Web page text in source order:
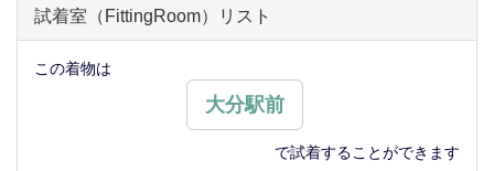
試着室（FittingRoom）リスト
この着物は
大分駅前
で試着することができます